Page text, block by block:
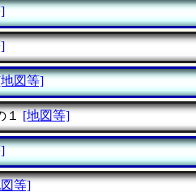
図等]
１ [地図等]
等]